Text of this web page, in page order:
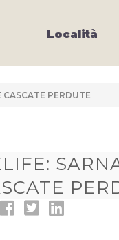
Località
CASCATE PERDUTE